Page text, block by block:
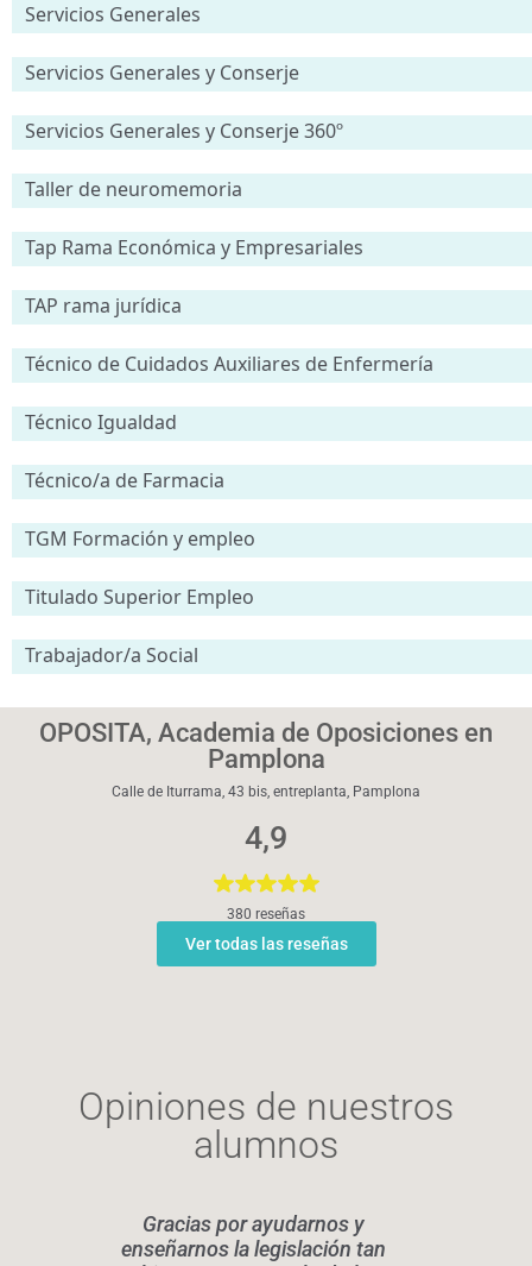
Servicios Generales
Servicios Generales y Conserje
Servicios Generales y Conserje 360º
Taller de neuromemoria
Tap Rama Económica y Empresariales
TAP rama jurídica
Técnico de Cuidados Auxiliares de Enfermería
Técnico Igualdad
Técnico/a de Farmacia
TGM Formación y empleo
Titulado Superior Empleo
Trabajador/a Social
OPOSITA, Academia de Oposiciones en
Pamplona
Calle de Iturrama, 43 bis, entreplanta, Pamplona
4,9
380 reseñas
Ver todas las reseñas
Opiniones de nuestros
alumnos
Gracias por ayudarnos y
enseñarnos la legislación tan